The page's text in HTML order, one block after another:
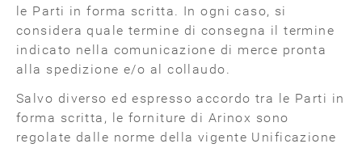
le Parti in forma scritta. In ogni caso, si
considera quale termine di consegna il termine
indicato nella comunicazione di merce pronta
alla spedizione e/o al collaudo.
Salvo diverso ed espresso accordo tra le Parti in
forma scritta, le forniture di Arinox sono
regolate dalle norme della vigente Unificazione